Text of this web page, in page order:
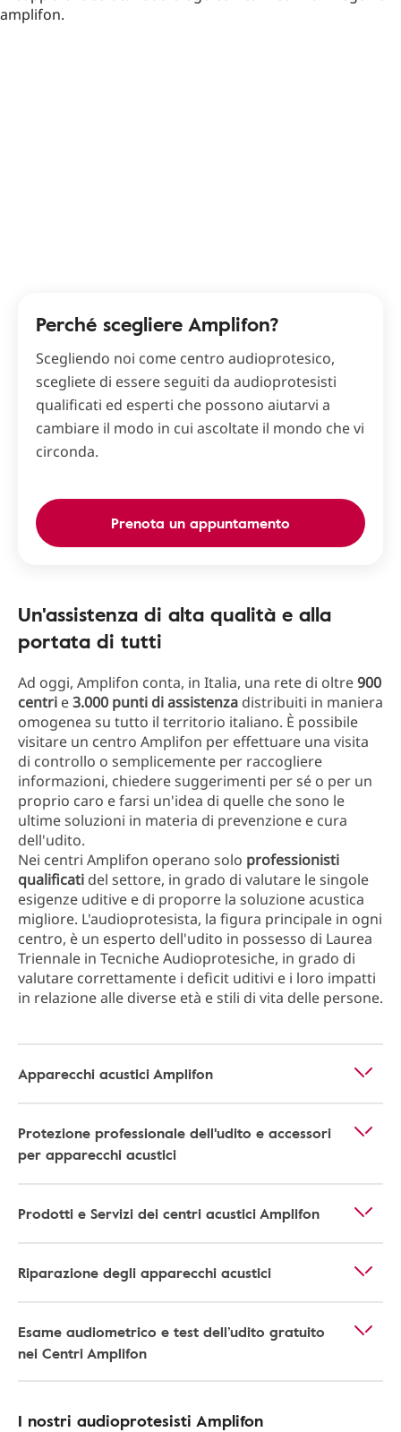
Perché scegliere Amplifon?
Scegliendo noi come centro audioprotesico,
scegliete di essere seguiti da audioprotesisti
qualificati ed esperti che possono aiutarvi a
cambiare il modo in cui ascoltate il mondo che vi
circonda.
Prenota un appuntamento
Un'assistenza di alta qualità e alla
portata di tutti
Ad oggi, Amplifon conta, in Italia, una rete di oltre900
centri e3.000 punti di assistenza distribuiti in maniera
omogenea su tutto il territorio italiano. È possibile
visitare un centro Amplifon per effettuare una visita
di controllo o semplicemente per raccogliere
informazioni, chiedere suggerimenti per sé o per un
proprio caro e farsi un'idea di quelle che sono le
ultime soluzioni in materia di prevenzione e cura
dell'udito.
Nei centri Amplifon operano solo professionisti
qualificati del settore, in grado di valutare le singole
esigenze uditive e di proporre la soluzione acustica
migliore. L'audioprotesista, la figura principale in ogni
centro, è un esperto dell'udito in possesso di Laurea
Triennale in Tecniche Audioprotesiche, in grado di
valutare correttamente i deficit uditivi e i loro impatti
in relazione alle diverse età e stili di vita delle persone.
Apparecchi acustici Amplifon
Protezione professionale dell'udito e accessori
per apparecchi acustici
Prodotti e Servizi dei centri acustici Amplifon
Riparazione degli apparecchi acustici
Esame audiometrico e test dell’udito gratuito
nei Centri Amplifon
I nostri audioprotesisti Amplifon